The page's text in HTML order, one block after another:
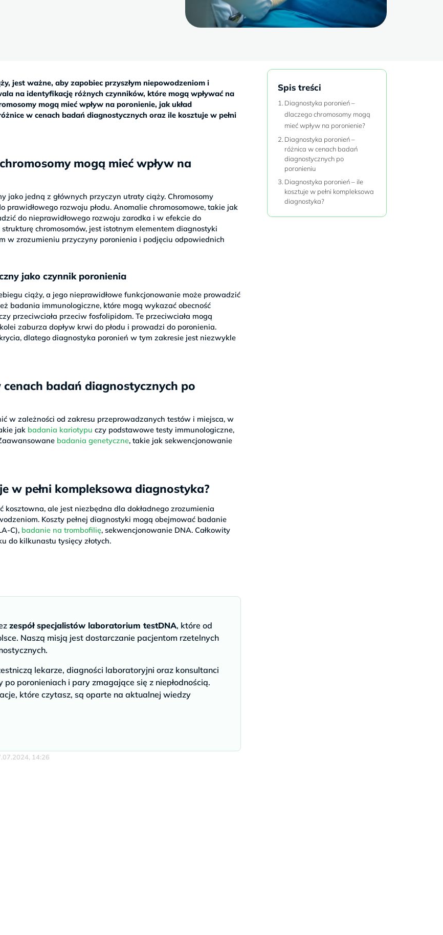
jest ważne, aby zapobiec przyszłym niepowodzeniom i
na identyfikację różnych czynników, które mogą wpływać na
mogą mieć wpływ na poronienie, jak układ
w cenach badań diagnostycznych oraz ile kosztuje w pełni
mogą mieć wpływ na
jako jedną z głównych przyczyn utraty ciąży. Chromosomy
prawidłowego rozwoju płodu. Anomalie chromosomowe, takie jak
do nieprawidłowego rozwoju zarodka i w efekcie do
chromosomów, jest istotnym elementem diagnostyki
w zrozumieniu przyczyny poronienia i podjęciu odpowiednich
jako czynnik poronienia
ciąży, a jego nieprawidłowe funkcjonowanie może prowadzić
badania immunologiczne, które mogą wykazać obecność
przeciwciała przeciw fosfolipidom. Te przeciwciała mogą
zaburza dopływ krwi do płodu i prowadzi do poronienia.
dlatego diagnostyka poronień w tym zakresie jest niezwykle
badań diagnostycznych po
w zależności od zakresu przeprowadzanych testów i miejsca, w
jak badania kariotypu czy podstawowe testy immunologiczne,
badania genetyczne, takie jak sekwencjonowanie
w pełni kompleksowa diagnostyka?
ale jest niezbędna dla dokładnego zrozumienia
Koszty pełnej diagnostyki mogą obejmować badanie
C), badanie na trombofilię, sekwencjonowanie DNA. Całkowity
do kilkunastu tysięcy złotych.
zespół specjalistów laboratorium testDNA, które od
Naszą misją jest dostarczanie pacjentom rzetelnych
lekarze, diagności laboratoryjni oraz konsultanci
poronieniach i pary zmagające się z niepłodnością.
które czytasz, są oparte na aktualnej wiedzy
14:26
Spis treści
Diagnostyka poronień –
dlaczego chromosomy mogą
mieć wpływ na poronienie?
Diagnostyka poronień –
różnica w cenach badań
diagnostycznych po
poronieniu
Diagnostyka poronień – ile
kosztuje w pełni kompleksowa
diagnostyka?